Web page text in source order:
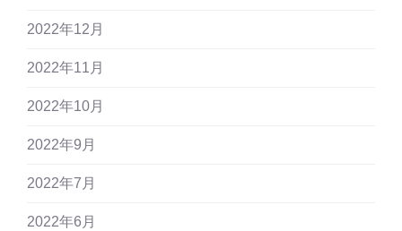
2022年12月
2022年11月
2022年10月
2022年9月
2022年7月
2022年6月